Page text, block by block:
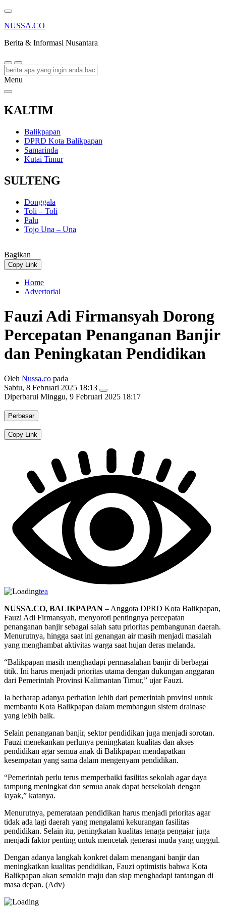
NUSSA.CO
Berita & Informasi Nusantara
Menu
KALTIM
Balikpapan
DPRD Kota Balikpapan
Samarinda
Kutai Timur
SULTENG
Donggala
Toli – Toli
Palu
Tojo Una – Una
Bagikan
Copy Link
Home
Advertorial
Fauzi Adi Firmansyah Dorong
Percepatan Penanganan Banjir
dan Peningkatan Pendidikan
Oleh Nussa.co pada
Sabtu, 8 Februari 2025 18:13
Diperbarui Minggu, 9 Februari 2025 18:17
Perbesar
Copy Link
tea
NUSSA.CO, BALIKPAPAN – Anggota DPRD Kota Balikpapan,
Fauzi Adi Firmansyah, menyoroti pentingnya percepatan
penanganan banjir sebagai salah satu prioritas pembangunan daerah.
Menurutnya, hingga saat ini genangan air masih menjadi masalah
yang menghambat aktivitas warga saat hujan deras melanda.
“Balikpapan masih menghadapi permasalahan banjir di berbagai
titik. Ini harus menjadi prioritas utama dengan dukungan anggaran
dari Pemerintah Provinsi Kalimantan Timur,” ujar Fauzi.
Ia berharap adanya perhatian lebih dari pemerintah provinsi untuk
membantu Kota Balikpapan dalam membangun sistem drainase
yang lebih baik.
Selain penanganan banjir, sektor pendidikan juga menjadi sorotan.
Fauzi menekankan perlunya peningkatan kualitas dan akses
pendidikan agar semua anak di Balikpapan mendapatkan
kesempatan yang sama dalam mengenyam pendidikan.
“Pemerintah perlu terus memperbaiki fasilitas sekolah agar daya
tampung meningkat dan semua anak dapat bersekolah dengan
layak,” katanya.
Menurutnya, pemerataan pendidikan harus menjadi prioritas agar
tidak ada lagi daerah yang mengalami kekurangan fasilitas
pendidikan. Selain itu, peningkatan kualitas tenaga pengajar juga
menjadi faktor penting untuk mencetak generasi muda yang unggul.
Dengan adanya langkah konkret dalam menangani banjir dan
meningkatkan kualitas pendidikan, Fauzi optimistis bahwa Kota
Balikpapan akan semakin maju dan siap menghadapi tantangan di
masa depan. (Adv)